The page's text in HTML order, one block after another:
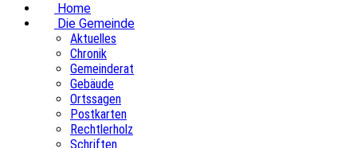
Home
Die Gemeinde
Aktuelles
Chronik
Gemeinderat
Gebäude
Ortssagen
Postkarten
Rechtlerholz
Schriften